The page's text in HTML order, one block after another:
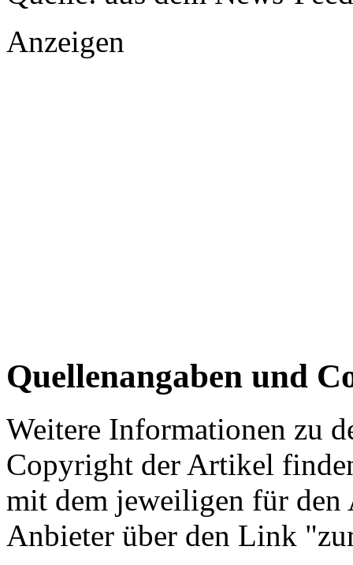
Anzeigen
Quellenangaben und
Weitere Informationen zu
Copyright der Artikel
mit dem jeweiligen für
Anbieter über den Link